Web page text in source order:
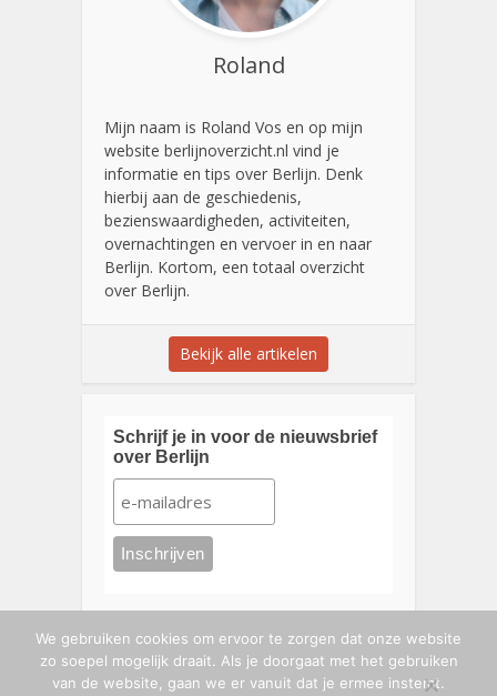
Roland
Mijn naam is Roland Vos en op mijn
website berlijnoverzicht.nl vind je
informatie en tips over Berlijn. Denk
hierbij aan de geschiedenis,
bezienswaardigheden, activiteiten,
overnachtingen en vervoer in en naar
Berlijn. Kortom, een totaal overzicht
over Berlijn.
Bekijk alle artikelen
Schrijf je in voor de nieuwsbrief
over Berlijn
We gebruiken cookies om ervoor te zorgen dat onze website
zo soepel mogelijk draait. Als je doorgaat met het gebruiken
van de website, gaan we er vanuit dat je ermee instemt.